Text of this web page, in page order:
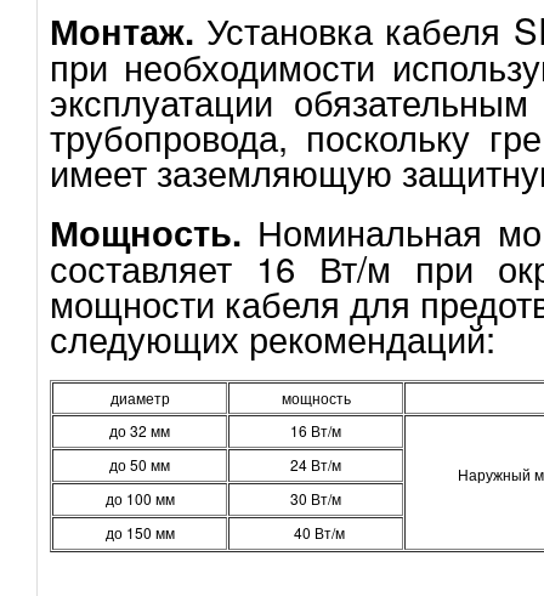
Монтаж. Установка кабеля
при необходимости
эксплуатации
трубопровода, поскольку
имеет заземляющую
Мощность. Номинальная
составляет 16 Вт/м при
мощности кабеля для
следующих рекомендаций:
диаметр
мощность
до 32 мм
16 Вт/м
Наружный
до 50 мм
24 Вт/м
до 100 мм
30 Вт/м
до 150 мм
40 Вт/м